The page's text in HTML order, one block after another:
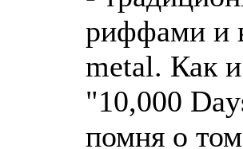
риффами и
metal. Как
"10,000
помня о